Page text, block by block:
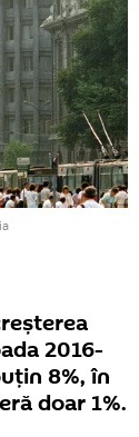
2016-
8%, în
doar 1%.